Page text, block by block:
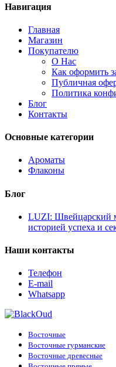
Навигация
Главная
Магазин
Покупателю
О Нас
Как оформить
Публичная
Политика
Блог
Контакты
Основные категории
Ароматы
Флаконы
Блог
LUZI: Швейцарский
историей успеха и
Наши контакты
Телефон
E-mail
Whatsapp
Восточные
Восточные гурманские
Восточные древесные